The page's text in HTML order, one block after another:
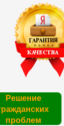
Решение
проблем